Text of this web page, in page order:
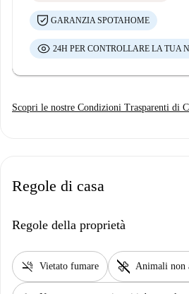
GARANZIA SPOTAHOME
24H PER CONTROLLARE LA TUA
Scopri le nostre Condizioni Trasparenti di
Regole di casa
Regole della proprietà
smoke_free Vietato fumare pet_supplies Animali non